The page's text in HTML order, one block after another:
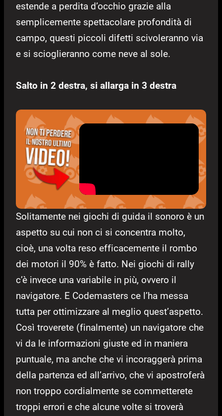
estende a perdita d’occhio grazie alla
semplicemente spettacolare profondità di
campo, questi piccoli difetti scivoleranno via
e si scioglieranno come neve al sole.
Salto in 2 destra, si allarga in 3 destra
Solitamente nei giochi di guida il sonoro è un
aspetto su cui non ci si concentra molto,
cioè, una volta reso efficacemente il rombo
dei motori il 90% è fatto. Nei giochi di rally
c’è invece una variabile in più, ovvero il
navigatore. E Codemasters ce l’ha messa
tutta per ottimizzare al meglio quest’aspetto.
Così troverete (finalmente) un navigatore che
vi da le informazioni giuste ed in maniera
puntuale, ma anche che vi incoraggerà prima
della partenza ed all’arrivo, che vi apostroferà
non troppo cordialmente se commetterete
troppi errori e che alcune volte si troverà